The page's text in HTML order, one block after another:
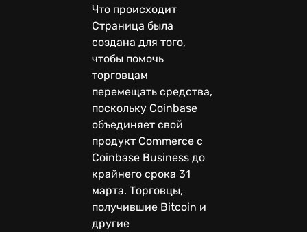
Что происходит
Страница была
создана для того,
чтобы помочь
торговцам
перемещать средства,
поскольку Coinbase
объединяет свой
продукт Commerce с
Coinbase Business до
крайнего срока 31
марта. Торговцы,
получившие Bitcoin и
другие